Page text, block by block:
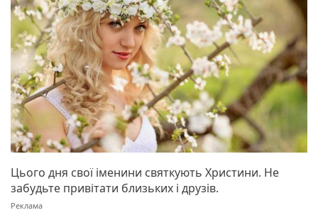
Цього дня свої іменини святкують Христини. Не
забудьте привітати близьких і друзів.